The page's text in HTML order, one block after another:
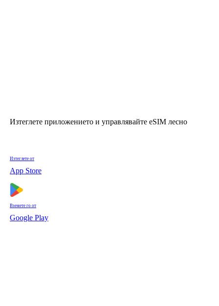
Изтеглете приложението и управлявайте eSIM лесно
Изтеглете от
App Store
Вземете го от
Google Play